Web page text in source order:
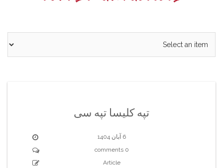
تپه کلیسا تپه سی
6 آبان 1404
0 comments
Article